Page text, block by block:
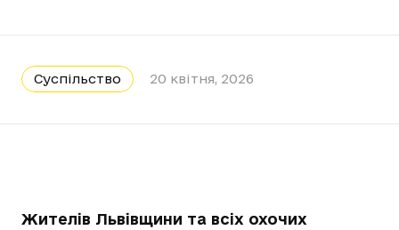
Суспільство 20 квітня, 2026
Жителів Львівщини та всіх охочих